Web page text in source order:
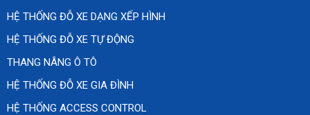
HỆ THỐNG ĐỖ XE DẠNG XẾP HÌNH
HỆ THỐNG ĐỖ XE TỰ ĐỘNG
THANG NÂNG Ô TÔ
HỆ THỐNG ĐỖ XE GIA ĐÌNH
HỆ THỐNG ACCESS CONTROL